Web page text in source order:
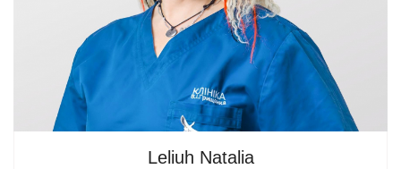
Leliuh Natalia